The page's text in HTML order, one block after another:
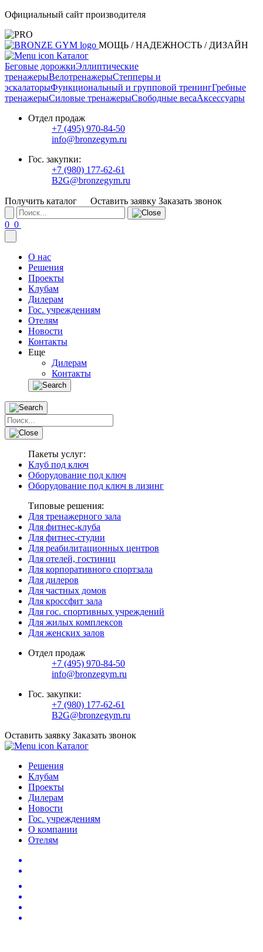
Официальный сайт производителя
МОЩЬ / НАДЕЖНОСТЬ / ДИЗАЙН
Каталог
Беговые дорожкиЭллиптические
тренажерыВелотренажерыСтепперы и
эскалаторыФункциональный и групповой тренингГребные
тренажерыСиловые тренажерыСвободные весаАксессуары
Отдел продаж
+7 (495) 970-84-50
info@bronzegym.ru
Гос. закупки:
+7 (980) 177-62-61
B2G@bronzegym.ru
Получить каталог Оставить заявку Заказать звонок
0 0
О нас
Решения
Проекты
Клубам
Дилерам
Гос. учреждениям
Отелям
Новости
Контакты
Еще
Дилерам
Контакты
Пакеты услуг:
Клуб под ключ
Оборудование под ключ
Оборудование под ключ в лизинг
Типовые решения:
Для тренажерного зала
Для фитнес-клуба
Для фитнес-студии
Для реабилитационных центров
Для отелей, гостиниц
Для корпоративного спортзала
Для дилеров
Для частных домов
Для кроссфит зала
Для гос. спортивных учреждений
Для жилых комплексов
Для женских залов
Отдел продаж
+7 (495) 970-84-50
info@bronzegym.ru
Гос. закупки:
+7 (980) 177-62-61
B2G@bronzegym.ru
Оставить заявку Заказать звонок
Каталог
Решения
Клубам
Проекты
Дилерам
Новости
Гос. учреждениям
О компании
Отелям